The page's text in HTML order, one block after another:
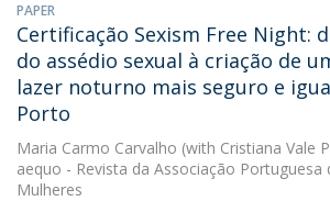
PAPER
Certificação Sexism Free Night:
do assédio sexual à criação de
lazer noturno mais seguro e
Porto
Maria Carmo Carvalho (with Cristiana Vale
aequo - Revista da Associação Portuguesa
Mulheres